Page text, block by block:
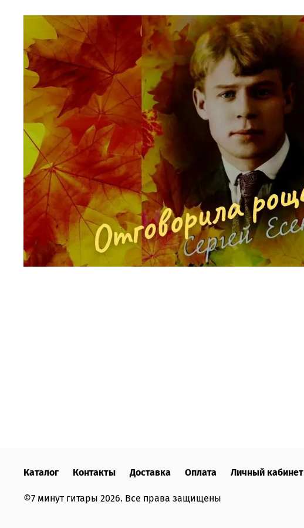
Каталог Контакты Доставка Оплата Личный кабинет
©7 минут гитары 2026. Все права защищены